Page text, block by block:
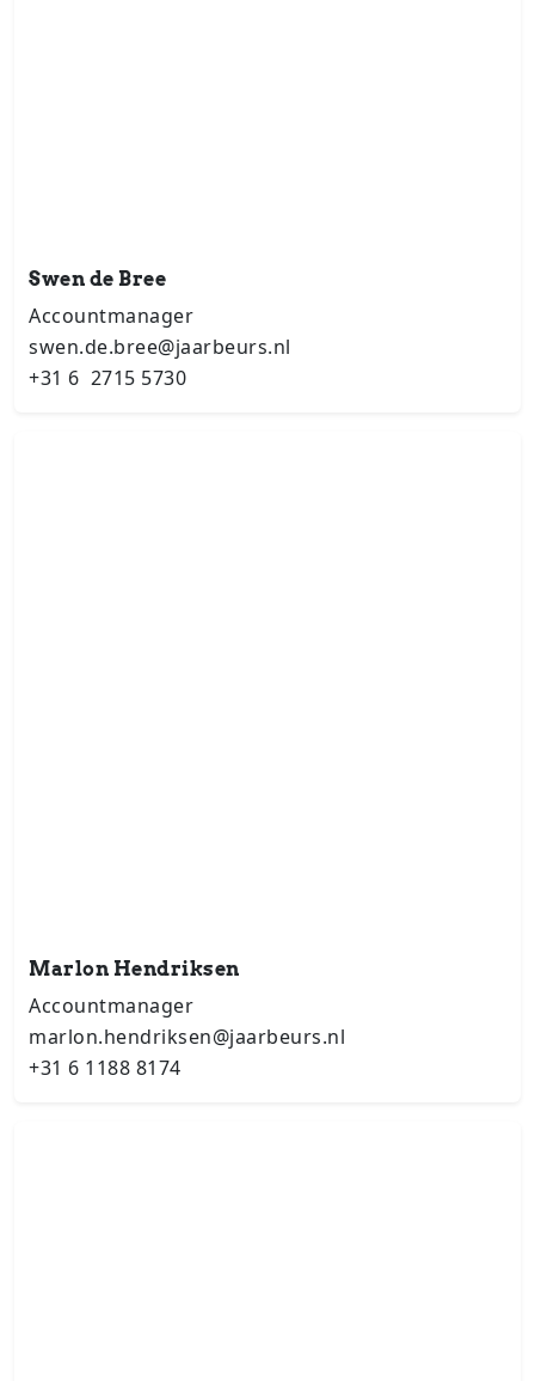
Swen de Bree
Accountmanager
swen.de.bree@jaarbeurs.nl
+31 6 2715 5730
Marlon Hendriksen
Accountmanager
marlon.hendriksen@jaarbeurs.nl
+31 6 1188 8174